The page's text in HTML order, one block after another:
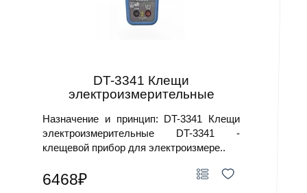
DT-3341 Клещи
электроизмерительные
Назначение и принцип: DT-3341 Клещи
электроизмерительные DT-3341 -
клещевой прибор для электроизмере..
6468₽